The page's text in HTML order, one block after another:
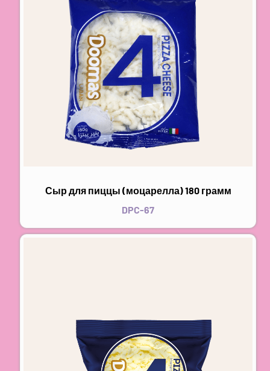
Сыр для пиццы (моцарелла) 180 грамм
DPC-67